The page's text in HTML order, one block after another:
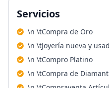
Servicios
\n \tCompra de Oro
\n \tJoyería nueva y
\n \tCompro Platino
\n \tCompra de